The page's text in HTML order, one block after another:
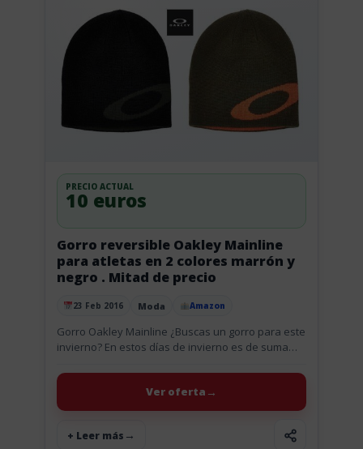
Publicado el
23 Feb 2016 Moda Amazon
Gorro reversible Oakley Mainline
para atletas en 2 colores marrón y
negro . Mitad de precio
PRECIO ACTUAL
10 euros
Gorro Oakley Mainline ¿Buscas un gorro para este
invierno? En estos días de invierno es de suma
viento...
+ Leer más
Ver oferta